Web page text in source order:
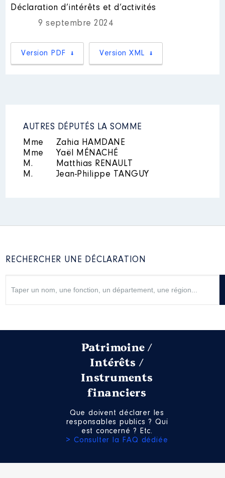
:
2023 3 672 €
Net
Nom: Emma Mouillon
│ Employeur : néant
professionnelles exercées : néant
│ Employeur : néant
Nom: Lou Plaza
Déclaration d’intérêts et d’activités
9 septembre 2024
Version PDF Version XML
AUTRES DÉPUTÉS LA SOMME
Mme
Zahia HAMDANE
Mme
Yaël MÉNACHÉ
M.
Matthias RENAULT
M.
Jean-Philippe TANGUY
RECHERCHER UNE DÉCLARATION
Patrimoine /
Intérêts /
Instruments
financiers
Que doivent déclarer les
responsables publics ? Qui
est concerné ? Etc.
> Consulter la FAQ dédiée